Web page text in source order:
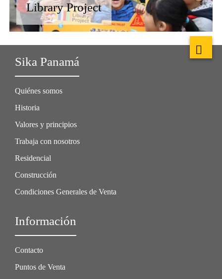
Library Project
Sika Panamá
Quiénes somos
Historia
Valores y principios
Trabaja con nosotros
Residencial
Construcción
Condiciones Generales de Venta
Información
Contacto
Puntos de Venta